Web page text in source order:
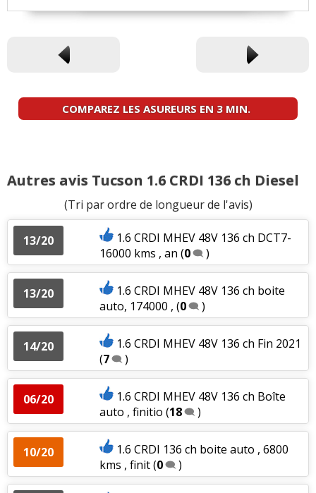
COMPAREZ LES ASUREURS EN 3 MIN.
Autres avis Tucson 1.6 CRDI 136 ch Diesel
(Tri par ordre de longueur de l'avis)
13/20
1.6 CRDI MHEV 48V 136 ch DCT7-
16000 kms , an (0 )
13/20
1.6 CRDI MHEV 48V 136 ch boite
auto, 174000 , (0 )
14/20
1.6 CRDI MHEV 48V 136 ch Fin 2021
(7 )
06/20
1.6 CRDI MHEV 48V 136 ch Boîte
auto , finitio (18 )
10/20
1.6 CRDI 136 ch boite auto , 6800
kms , finit(0 )